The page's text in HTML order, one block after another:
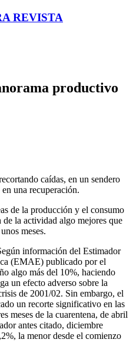
REVISTA
productivo
caídas, en un sendero
una recuperación.
de la producción y el consumo
la actividad algo mejores que
meses.
información del Estimador
(EMAE) publicado por el
algo más del 10%, haciendo
un efecto adverso sobre la
de 2001/02. Sin embargo, el
un recorte significativo en las
meses de la cuarentena, de abril
antes citado, diciembre
la menor desde el comienzo